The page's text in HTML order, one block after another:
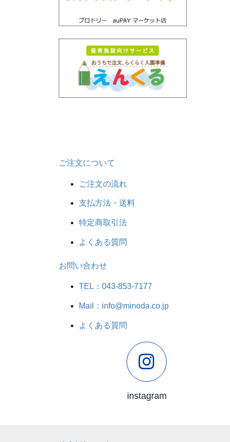
ご注文について
ご注文の流れ
支払方法・送料
特定商取引法
よくある質問
お問い合わせ
TEL：043-853-7177
Mail：info@minoda.co.jp
よくある質問
instagram